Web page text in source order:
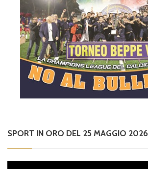
SPORT IN ORO DEL 25 MAGGIO 2026